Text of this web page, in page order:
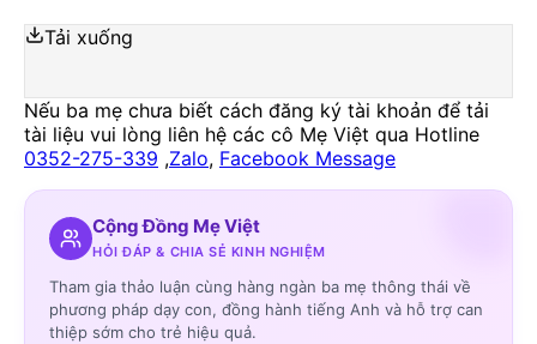
Tải xuống
Nếu ba mẹ chưa biết cách đăng ký tài khoản để tải
tài liệu vui lòng liên hệ các cô Mẹ Việt qua Hotline
0352-275-339 ,Zalo, Facebook Message
Cộng Đồng Mẹ Việt
HỎI ĐÁP & CHIA SẺ KINH NGHIỆM
Tham gia thảo luận cùng hàng ngàn ba mẹ thông thái về
phương pháp dạy con, đồng hành tiếng Anh và hỗ trợ can
thiệp sớm cho trẻ hiệu quả.